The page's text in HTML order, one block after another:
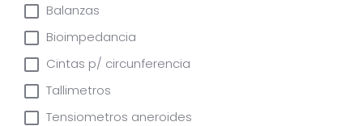
Balanzas
Bioimpedancia
Cintas p/ circunferencia
Tallimetros
Tensiometros aneroides